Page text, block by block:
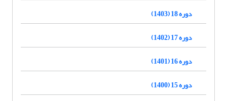
دوره 18 (1403)
دوره 17 (1402)
دوره 16 (1401)
دوره 15 (1400)